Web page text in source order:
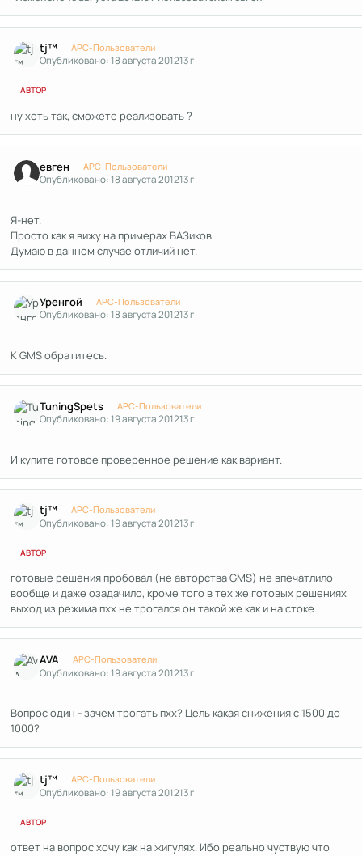
tj™ APC-Пользователи
Опубликовано:18 августа 201213 г
АВТОР
ну хоть так, сможете реализовать ?
евген APC-Пользователи
Опубликовано:18 августа 201213 г
Я-нет.
Просто как я вижу на примерах ВАЗиков.
Думаю в данном случае отличий нет.
Уренгой APC-Пользователи
Опубликовано:18 августа 201213 г
К GMS обратитесь.
TuningSpets APC-Пользователи
Опубликовано:19 августа 201213 г
И купите готовое проверенное решение как вариант.
tj™ APC-Пользователи
Опубликовано:19 августа 201213 г
АВТОР
готовые решения пробовал (не авторства GMS) не впечатлило
вообще и даже озадачило, кроме того в тех же готовых решениях
выход из режима пхх не трогался он такой же как и на стоке.
AVA APC-Пользователи
Опубликовано:19 августа 201213 г
Вопрос один - зачем трогать пхх? Цель какая снижения с 1500 до
1000?
tj™ APC-Пользователи
Опубликовано:19 августа 201213 г
АВТОР
ответ на вопрос хочу как на жигулях. Ибо реально чуствую что